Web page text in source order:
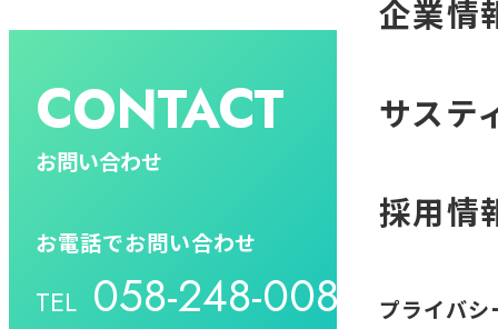
企業情
サステ
採用情
プライバ
CONTACT
お問い合わせ
お電話でお問い合わせ
TEL 058-248-0089